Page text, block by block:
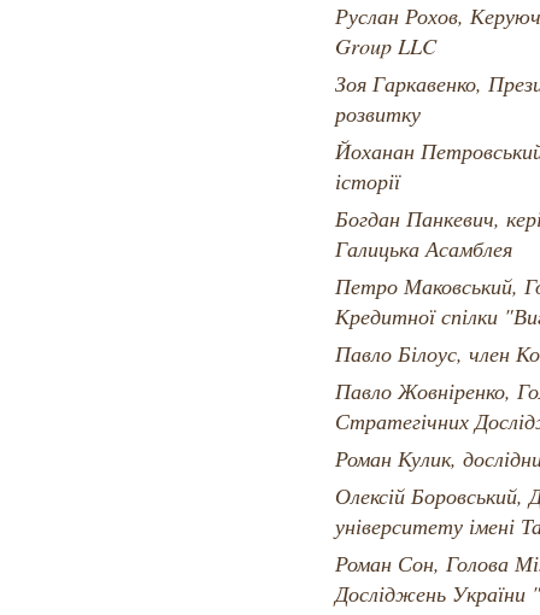
Руслан Рохов,
Group LLC
Зоя Гаркавенко,
розвитку
Йоханан
історії
Богдан Панкевич,
Галицька Асамблея
Петро Маковський,
Кредитної спілки
Павло Білоус, член
Павло Жовніренко,
Стратегічних
Роман Кулик,
Олексій Боровський,
університету імені
Роман Сон, Голова
Досліджень України